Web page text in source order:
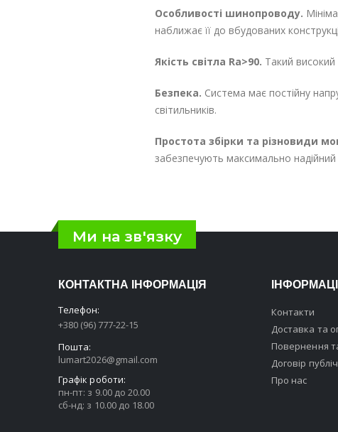
Особливості шинопроводу.
наближає її до вбудованих
Якість світла Ra>90. Такий
Безпека. Система має постійну
світильників.
Простота збірки та різновиди
забезпечують максимально
Ми на зв'язку
КОНТАКТНА ІНФОРМАЦІЯ
Телефон:
+380 (96) 777-22-15
Пошта:
lumart2026@gmail.com
Графік роботи:
пн-пт: з 9.00 до 20.00
сб-нд: з 10.00 до 18.00
Контакти
Доставка та
Повернення
Договір
Про нас